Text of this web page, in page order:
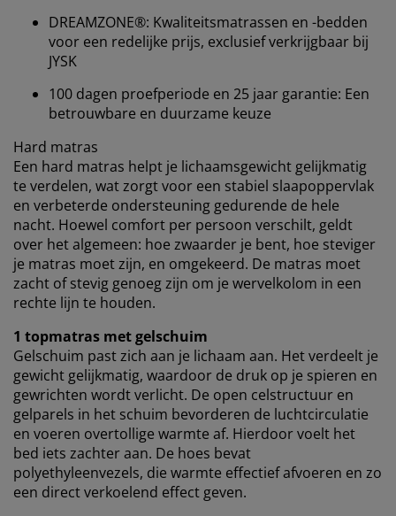
DREAMZONE®: Kwaliteitsmatrassen en -bedden
voor een redelijke prijs, exclusief verkrijgbaar bij
JYSK
100 dagen proefperiode en 25 jaar garantie: Een
betrouwbare en duurzame keuze
Hard matras
Een hard matras helpt je ​​lichaamsgewicht gelijkmatig
te verdelen, wat zorgt voor een stabiel slaapoppervlak
en verbeterde ondersteuning gedurende de hele
nacht. Hoewel comfort per persoon verschilt, geldt
over het algemeen: hoe zwaarder je bent, hoe steviger
je matras moet zijn, en omgekeerd. De matras moet
zacht of stevig genoeg zijn om je wervelkolom in een
rechte lijn te houden.
1 topmatras met gelschuim
Gelschuim past zich aan je lichaam aan. Het verdeelt je
gewicht gelijkmatig, waardoor de druk op je spieren en
gewrichten wordt verlicht. De open celstructuur en
gelparels in het schuim bevorderen de luchtcirculatie
en voeren overtollige warmte af. Hierdoor voelt het
bed iets zachter aan. De hoes bevat
polyethyleenvezels, die warmte effectief afvoeren en zo
een direct verkoelend effect geven.
Wanneer je marketingcookies accepteert, delen we je
browsergegevens met marketingpartners (zoals
vaste advertenties. Je kunt meer lezen over de
doeleinden via ''Aanpassen'' en je toestemming op elk
klikken. Door op ''Alles accepteren'' te klikken, ga je
akkoord met alle drie de doeleinden. Lees meer over
onzeverzameling en verwerking van
persoonsgegevensen onscookiebeleid .